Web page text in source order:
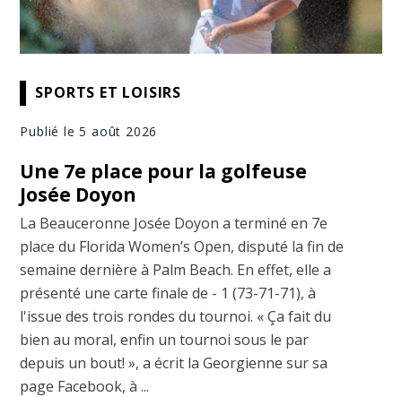
SPORTS ET LOISIRS
Publié le 5 août 2026
Une 7e place pour la golfeuse
Josée Doyon
La Beauceronne Josée Doyon a terminé en 7e
place du Florida Women’s Open, disputé la fin de
semaine dernière à Palm Beach. En effet, elle a
présenté une carte finale de - 1 (73-71-71), à
l'issue des trois rondes du tournoi. « Ça fait du
bien au moral, enfin un tournoi sous le par
depuis un bout! », a écrit la Georgienne sur sa
page Facebook, à ...